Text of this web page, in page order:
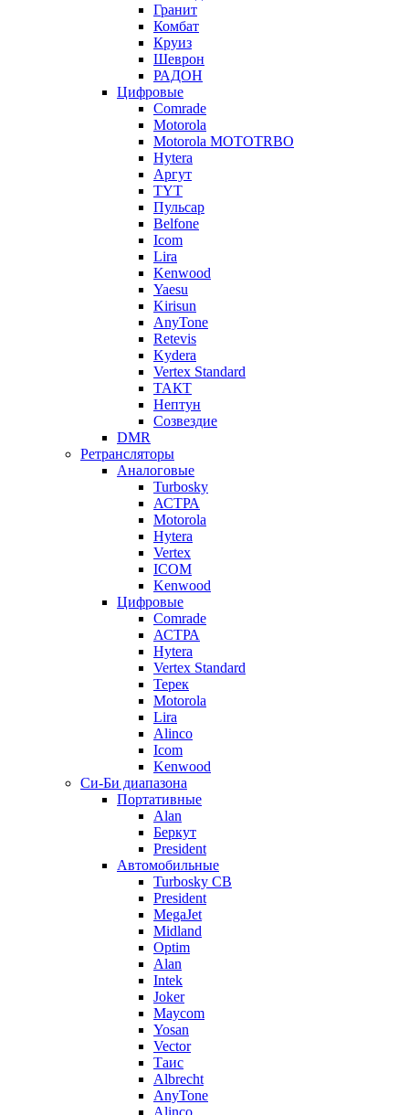
Гранит
Комбат
Круиз
Шеврон
РАДОН
Цифровые
Comrade
Motorola
Motorola MOTOTRBO
Hytera
Аргут
TYT
Пульсар
Belfone
Icom
Lira
Kenwood
Yaesu
Kirisun
AnyTone
Retevis
Kydera
Vertex Standard
ТАКТ
Нептун
Созвездие
DMR
Ретрансляторы
Аналоговые
Turbosky
АСТРА
Motorola
Hytera
Vertex
ICOM
Kenwood
Цифровые
Comrade
АСТРА
Hytera
Vertex Standard
Терек
Motorola
Lira
Alinco
Icom
Kenwood
Си-Би диапазона
Портативные
Alan
Беркут
President
Автомобильные
Turbosky CB
President
MegaJet
Midland
Optim
Alan
Intek
Joker
Maycom
Yosan
Vector
Таис
Albrecht
AnyTone
Alinco